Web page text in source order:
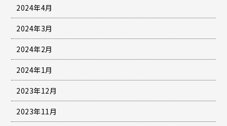
2024年4月
2024年3月
2024年2月
2024年1月
2023年12月
2023年11月